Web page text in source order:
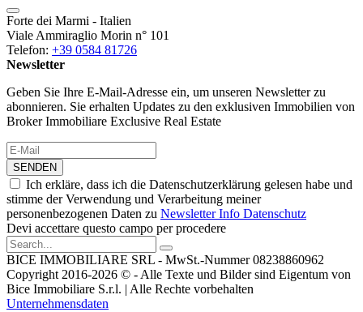
Forte dei Marmi - Italien
Viale Ammiraglio Morin n° 101
Telefon: +39 0584 81726
Newsletter
Geben Sie Ihre E-Mail-Adresse ein, um unseren Newsletter zu
abonnieren. Sie erhalten Updates zu den exklusiven Immobilien von
Broker Immobiliare Exclusive Real Estate
SENDEN
Ich erkläre, dass ich die Datenschutzerklärung gelesen habe und
stimme der Verwendung und Verarbeitung meiner
personenbezogenen Daten zu Newsletter Info Datenschutz
Devi accettare questo campo per procedere
BICE IMMOBILIARE SRL - MwSt.-Nummer 08238860962
Copyright 2016-2026 © - Alle Texte und Bilder sind Eigentum von
Bice Immobiliare S.r.l. | Alle Rechte vorbehalten
Unternehmensdaten